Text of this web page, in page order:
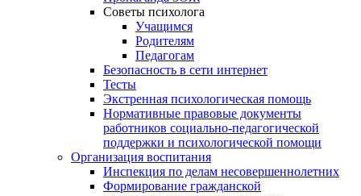
Советы психолога
Учащимся
Родителям
Педагогам
Безопасность в сети интернет
Тесты
Экстренная психологическая помощь
Нормативные правовые документы
работников социально-педагогической
поддержки и психологической помощи
Организация воспитания
Инспекция по делам несовершеннолетних
Формирование гражданской